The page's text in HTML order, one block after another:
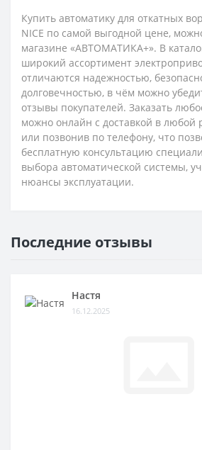
Купить автоматику для откатных
NICE по самой выгодной цене,
магазине «АВТОМАТИКА+». В
широкий ассортимент
отличаются надежностью,
долговечностью, в чём можно
отзывы покупателей. Заказать
можно онлайн с доставкой в любой
или позвонив по телефону, что
бесплатную консультацию
выбора автоматической системы,
нюансы эксплуатации.
Последние отзывы
Настя
16.12.2025